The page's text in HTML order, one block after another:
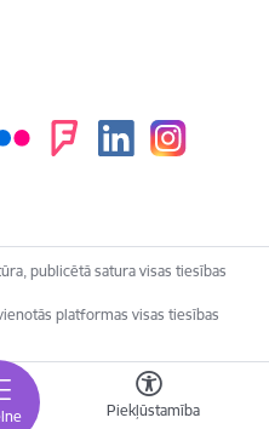
Piekļūstamība
publicētā satura visas tiesības
platformas visas tiesības